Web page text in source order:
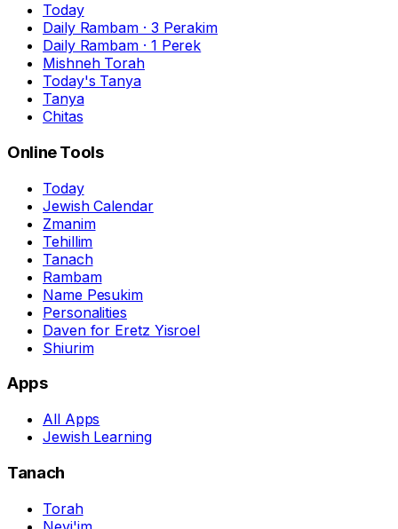
Today
Daily Rambam · 3 Perakim
Daily Rambam · 1 Perek
Mishneh Torah
Today's Tanya
Tanya
Chitas
Online Tools
Today
Jewish Calendar
Zmanim
Tehillim
Tanach
Rambam
Name Pesukim
Personalities
Daven for Eretz Yisroel
Shiurim
Apps
All Apps
Jewish Learning
Tanach
Torah